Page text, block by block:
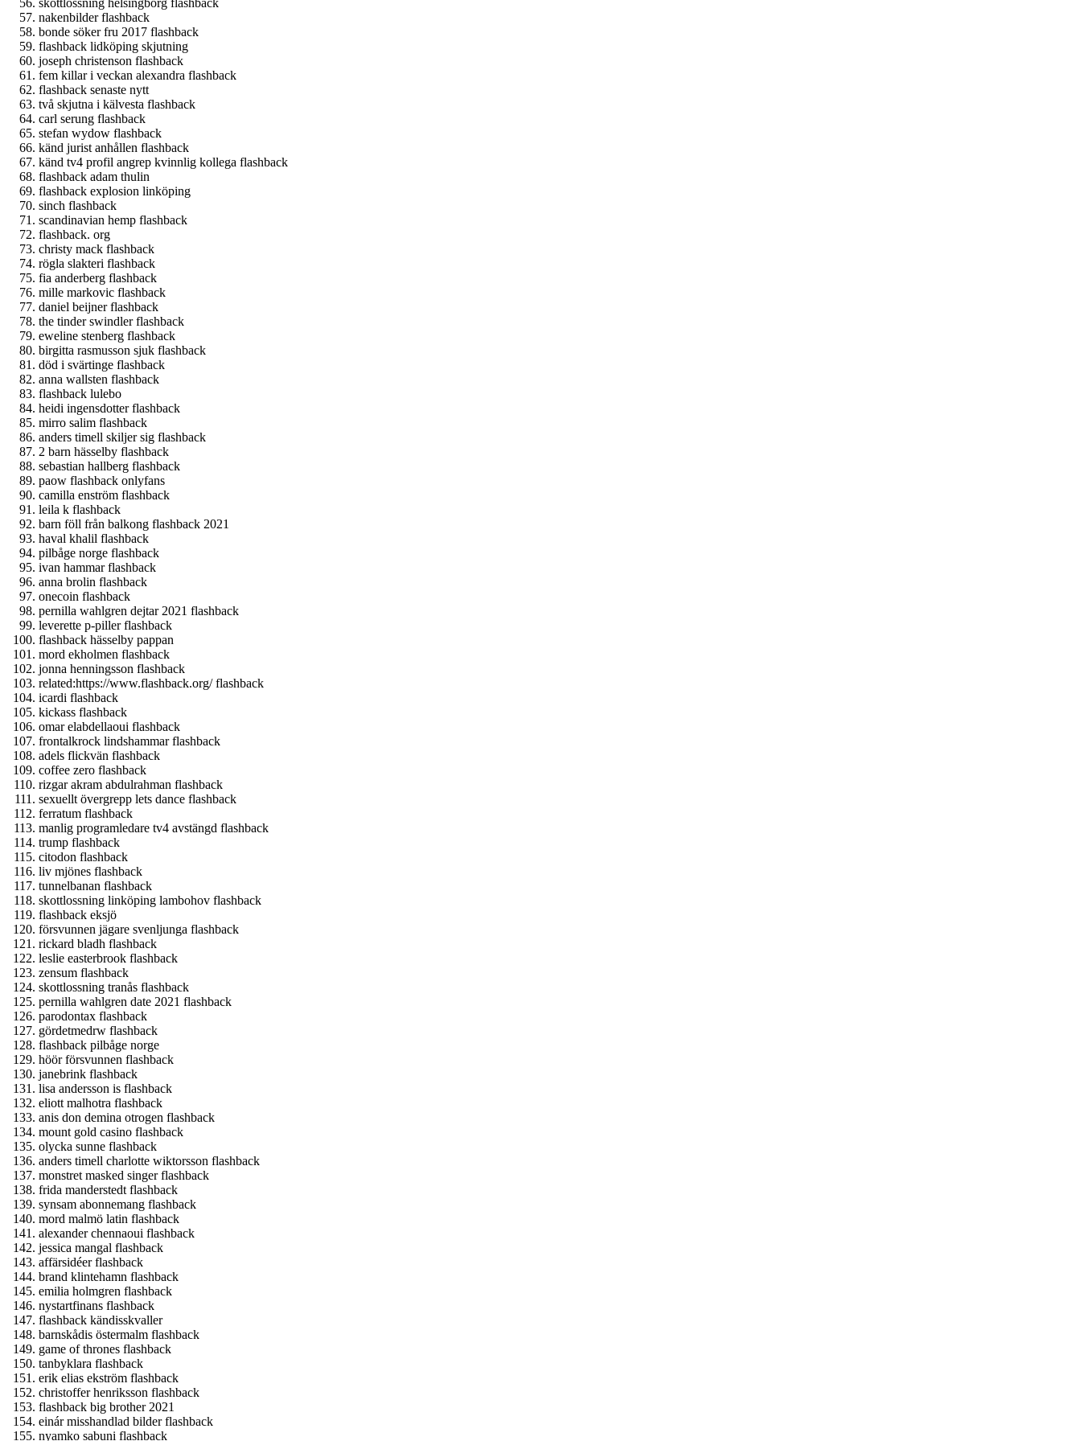
skottlossning helsingborg flashback
nakenbilder flashback
bonde söker fru 2017 flashback
flashback lidköping skjutning
joseph christenson flashback
fem killar i veckan alexandra flashback
flashback senaste nytt
två skjutna i kälvesta flashback
carl serung flashback
stefan wydow flashback
känd jurist anhållen flashback
känd tv4 profil angrep kvinnlig kollega flashback
flashback adam thulin
flashback explosion linköping
sinch flashback
scandinavian hemp flashback
flashback. org
christy mack flashback
rögla slakteri flashback
fia anderberg flashback
mille markovic flashback
daniel beijner flashback
the tinder swindler flashback
eweline stenberg flashback
birgitta rasmusson sjuk flashback
död i svärtinge flashback
anna wallsten flashback
flashback lulebo
heidi ingensdotter flashback
mirro salim flashback
anders timell skiljer sig flashback
2 barn hässelby flashback
sebastian hallberg flashback
paow flashback onlyfans
camilla enström flashback
leila k flashback
barn föll från balkong flashback 2021
haval khalil flashback
pilbåge norge flashback
ivan hammar flashback
anna brolin flashback
onecoin flashback
pernilla wahlgren dejtar 2021 flashback
leverette p-piller flashback
flashback hässelby pappan
mord ekholmen flashback
jonna henningsson flashback
related:https://www.flashback.org/ flashback
icardi flashback
kickass flashback
omar elabdellaoui flashback
frontalkrock lindshammar flashback
adels flickvän flashback
coffee zero flashback
rizgar akram abdulrahman flashback
sexuellt övergrepp lets dance flashback
ferratum flashback
manlig programledare tv4 avstängd flashback
trump flashback
citodon flashback
liv mjönes flashback
tunnelbanan flashback
skottlossning linköping lambohov flashback
flashback eksjö
försvunnen jägare svenljunga flashback
rickard bladh flashback
leslie easterbrook flashback
zensum flashback
skottlossning tranås flashback
pernilla wahlgren date 2021 flashback
parodontax flashback
gördetmedrw flashback
flashback pilbåge norge
höör försvunnen flashback
janebrink flashback
lisa andersson is flashback
eliott malhotra flashback
anis don demina otrogen flashback
mount gold casino flashback
olycka sunne flashback
anders timell charlotte wiktorsson flashback
monstret masked singer flashback
frida manderstedt flashback
synsam abonnemang flashback
mord malmö latin flashback
alexander chennaoui flashback
jessica mangal flashback
affärsidéer flashback
brand klintehamn flashback
emilia holmgren flashback
nystartfinans flashback
flashback kändisskvaller
barnskådis östermalm flashback
game of thrones flashback
tanbyklara flashback
erik elias ekström flashback
christoffer henriksson flashback
flashback big brother 2021
einár misshandlad bilder flashback
nyamko sabuni flashback